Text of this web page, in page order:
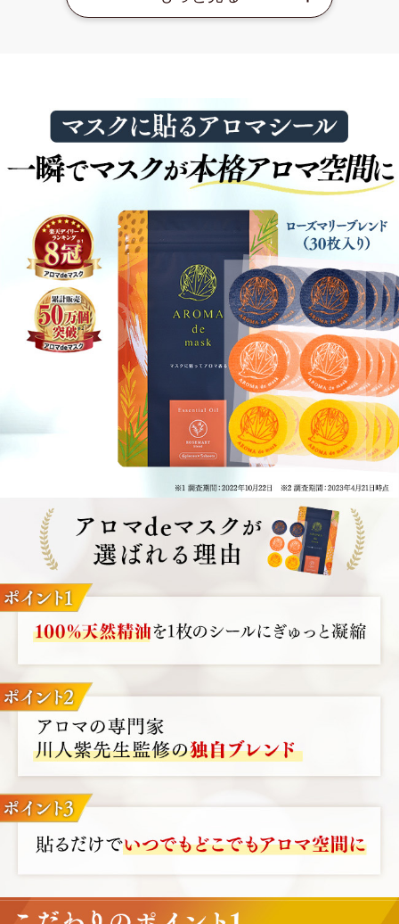
ご使用の目安
シールは1日1枚を目安にご使用ください。
使用上の注意
マスクの内側(肌に直接あたる側)に貼らないでください。
肌に直接貼らないでください。※ 誤って肌についてしまった
場合は、すぐに石鹸等で洗い流してください。
口に入れないでください。誤って口に入れた場合は、すぐ
に吐き出し、口内を大量の水ですすいでください。
医師の指導や治療を受けている場合は、ご使用前に医師に
ご相談ください。
ご使用中、何らかの異常を感じた場合はすぐにご使用をお
止めください。なお、異常が残る場合は、本品を持って医師
ペットを飼われている場合は、ご使用前に獣医師にご相談
ください。
妊産婦、乳幼児のご使用はおすすめしていません。
アロマオイルの香りがマスクや衣類などに移りますので、
ご承知の上でご使用ください。
保管及び取り扱い上のご注意
高温、直射日光を避け、涼しい場所に保管してください。
火気にご注意ください。
開封後はチャックをしっかりと閉め、1ヵ月を目安に使い
切ってください。
お子様の手の届かないところに保管してください。
色移りなどが気になる場合は、目立たない場所に貼り、確
かめてからご使用ください。
があります。